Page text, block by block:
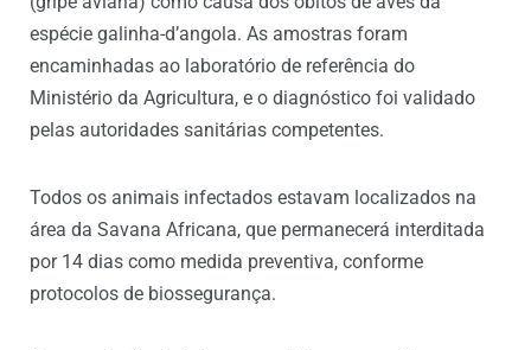
espécie galinha-d’angola. As amostras foram
encaminhadas ao laboratório de referência do
Ministério da Agricultura, e o diagnóstico foi validado
pelas autoridades sanitárias competentes.
Todos os animais infectados estavam localizados na
área da Savana Africana, que permanecerá interditada
por 14 dias como medida preventiva, conforme
protocolos de biossegurança.